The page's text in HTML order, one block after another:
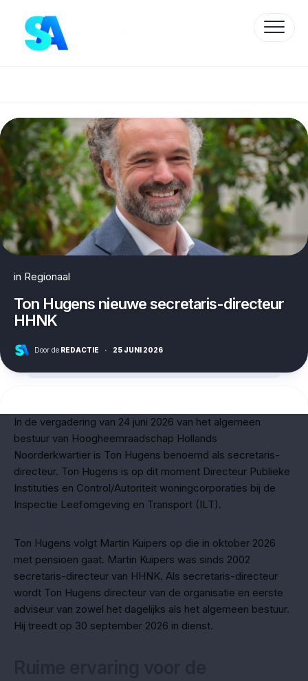
content
in Regionaal
Ton Hugens nieuwe secretaris-directeur
HHNK
Door de REDACTIE · 25 JUNI 2026
In de vergadering van 24 juni 2026 van het algemeen
bestuur van Hoogheemraadschap Hollands
Noorderkwartier is Ton Hugens benoemd als secretaris-
directeur. Ton Hugens is op dit moment Directeur Publieke
Instituties en Control/Autoriteit woningcorporaties bij de
Inspectie Leefomgeving en Transport (ILT).
Ton Hugens volgt Martin Kuipers op die in oktober 2026
met pensioen gaat. Martin Kuipers was sinds 2002
secretaris-directeur van HHNK. Als secretaris-directeur
wordt Ton Hugens directeur van de organisatie en eerste
adviseur van zowel het dagelijks als het algemeen bestuur.
Hij treedt op 30 september 2026 in dienst.
Protected by WP Anti-Hacker